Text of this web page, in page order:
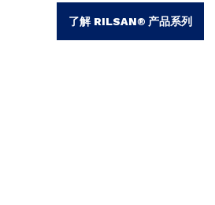
了解 RILSAN® 产品系列